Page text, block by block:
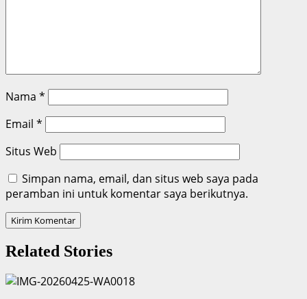
Nama *
Email *
Situs Web
Simpan nama, email, dan situs web saya pada
peramban ini untuk komentar saya berikutnya.
Related Stories